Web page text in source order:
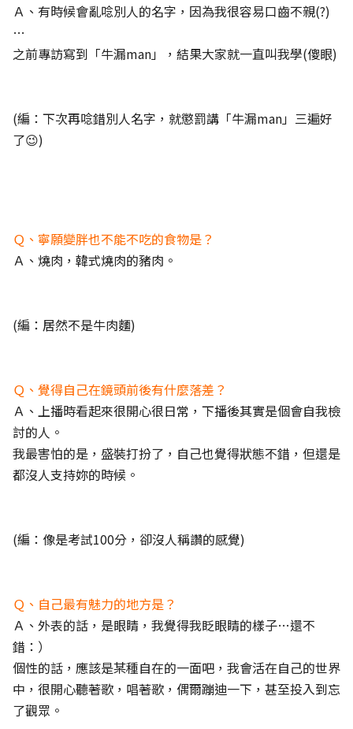
Ａ、有時候會亂唸別人的名字，因為我很容易口齒不親(?)
…
之前專訪寫到「牛漏man」，結果大家就一直叫我學(傻眼)
(編：下次再唸錯別人名字，就懲罰講「牛漏man」三遍好
了😉)
Ｑ、寧願變胖也不能不吃的食物是？
Ａ、燒肉，韓式燒肉的豬肉。
(編：居然不是牛肉麵)
Ｑ、覺得自己在鏡頭前後有什麼落差？
Ａ、上播時看起來很開心很日常，下播後其實是個會自我檢
討的人。
我最害怕的是，盛裝打扮了，自己也覺得狀態不錯，但還是
都沒人支持妳的時候。
(編：像是考試100分，卻沒人稱讚的感覺)
Ｑ、自己最有魅力的地方是？
Ａ、外表的話，是眼睛，我覺得我眨眼睛的樣子…還不
錯：）
個性的話，應該是某種自在的一面吧，我會活在自己的世界
中，很開心聽著歌，唱著歌，偶爾蹦迪一下，甚至投入到忘
了觀眾。